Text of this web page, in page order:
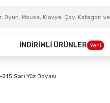
İNDİRİMLİ ÜRÜNLER Yeni